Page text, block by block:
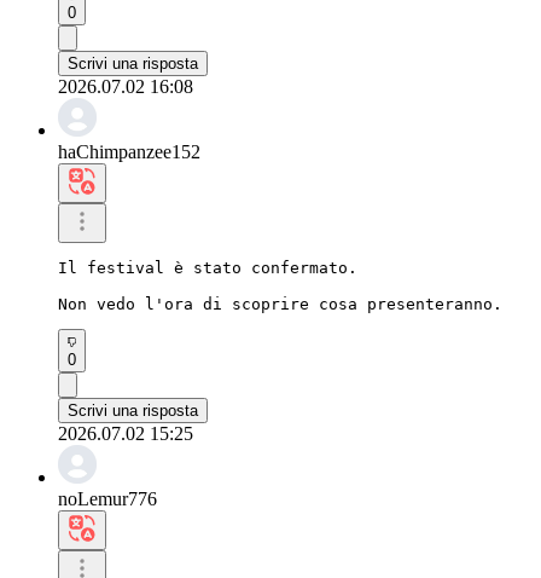
0
Scrivi una risposta
2026.07.02 16:08
haChimpanzee152
Il festival è stato confermato.
Non vedo l'ora di scoprire cosa presenteranno.
0
Scrivi una risposta
2026.07.02 15:25
noLemur776